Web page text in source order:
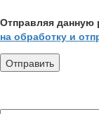
Отправляя данную
на обработку и